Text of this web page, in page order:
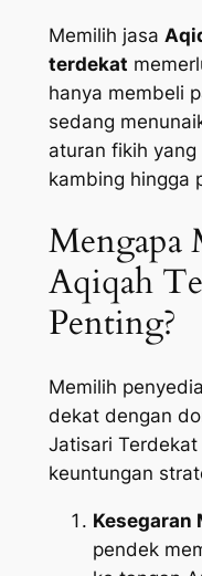
Memilih jasa
terdekat
hanya membeli
sedang
aturan fikih
kambing hingga
Mengapa
Aqiqah
Penting?
Memilih
dekat dengan
Jatisari
keuntungan
Kesegaran
pendek